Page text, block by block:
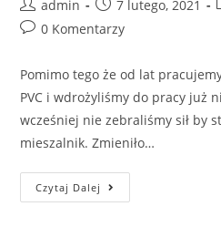
admin 7 lutego, 2021
0 Komentarzy
Pomimo tego że od lat
PVC i wdrożyliśmy do pracy już
wcześniej nie zebraliśmy sił by
mieszalnik. Zmieniło…
Czytaj Dalej